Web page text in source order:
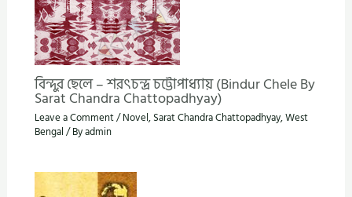
বিন্দুর ছেলে – শরৎচন্দ্র চট্টোপাধ্যায় (Bindur Chele By
Sarat Chandra Chattopadhyay)
Leave a Comment/Novel, Sarat Chandra Chattopadhyay,West
Bengal / Byadmin